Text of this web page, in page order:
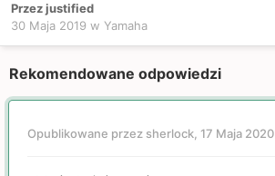
Przez justified
30 Maja 2019 w Yamaha
Rekomendowane odpowiedzi
Opublikowane przez sherlock, 17 Maja 2020